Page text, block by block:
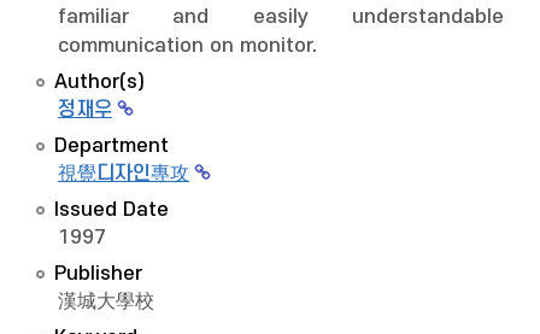
familiar and easily understandable
communication on monitor.
Author(s)
정재우
Department
視覺디자인專攻
Issued Date
1997
Publisher
漢城大學校